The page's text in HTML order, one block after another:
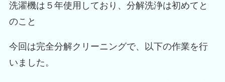
洗濯機は５年使用しており、分解洗浄は初めてと
のこと
今回は完全分解クリーニングで、以下の作業を行
いました。